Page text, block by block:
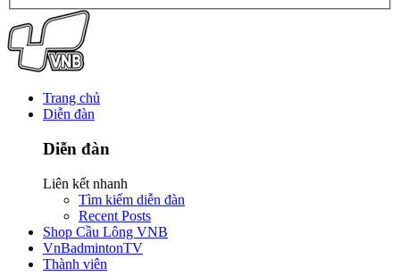
Trang chủ
Diễn đàn
Diễn đàn
Liên kết nhanh
Tìm kiếm diễn đàn
Recent Posts
Shop Cầu Lông VNB
VnBadmintonTV
Thành viên